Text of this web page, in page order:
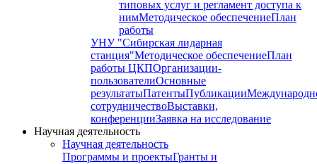
типовых услуг и регламент доступа к
нимМетодическое обеспечениеПлан
работы
УНУ "Сибирская лидарная
станция"Методическое обеспечениеПлан
работы ЦКПОрганизации-
пользователиОсновные
результатыПатентыПубликации
сотрудничествоВыставки,
конференцииЗаявка на исследование
Научная деятельность
Научная деятельность
Программы и проектыГранты и